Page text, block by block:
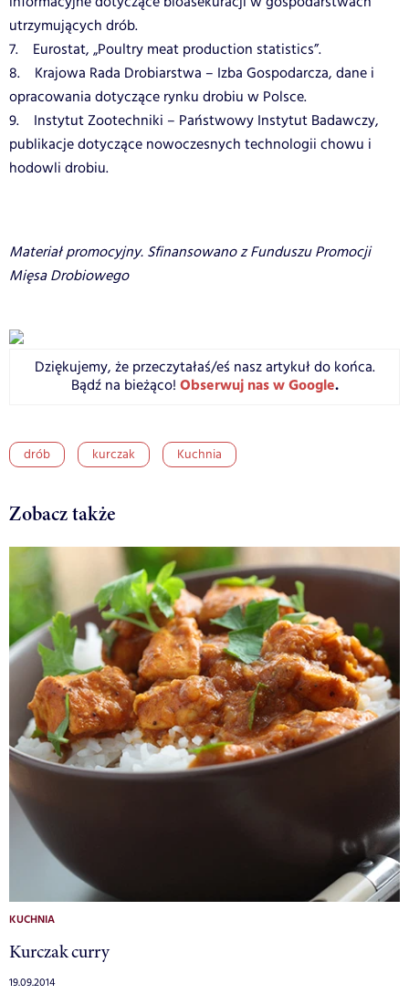
utrzymujących drób.
7. Eurostat, „Poultry meat production statistics”.
8. Krajowa Rada Drobiarstwa – Izba Gospodarcza, dane i
opracowania dotyczące rynku drobiu w Polsce.
9. Instytut Zootechniki – Państwowy Instytut Badawczy,
publikacje dotyczące nowoczesnych technologii chowu i
hodowli drobiu.
Materiał promocyjny. Sfinansowano z Funduszu Promocji
Mięsa Drobiowego
Dziękujemy, że przeczytałaś/eś nasz artykuł do końca.
Bądź na bieżąco! Obserwuj nas w Google.
drób kurczak Kuchnia
Zobacz także
KUCHNIA
Kurczak curry
19.09.2014